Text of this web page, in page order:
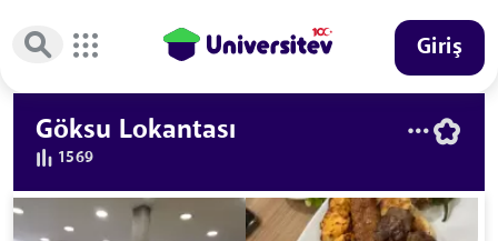
Giriş
Göksu Lokantası
1569